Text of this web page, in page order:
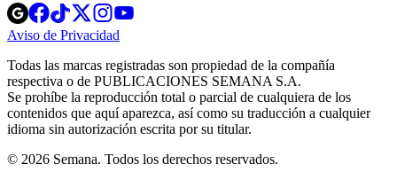
Opens
in
new
Opens
in
new
Opens
in
new
window
Opens
new
windowwindow
Aviso de Privacidad
new
window
Todas las marcas registradas son propiedad de la compañía
respectiva o de PUBLICACIONES SEMANA S.A.
Se prohíbe la reproducción total o parcial de cualquiera de los
contenidos que aquí aparezca, así como su traducción a cualquier
idioma sin autorización escrita por su titular.
© 2026 Semana. Todos los derechos reservados.